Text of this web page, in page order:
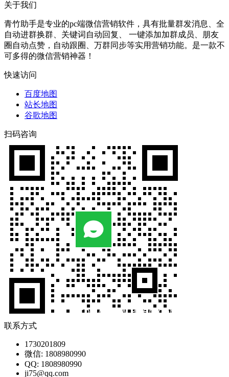
关于我们
青竹助手是专业的pc端微信营销软件，具有批量群发消息、全
自动进群换群、关键词自动回复、 一键添加加群成员、朋友
圈自动点赞，自动跟圈、万群同步等实用营销功能。是一款不
可多得的微信营销神器！
快速访问
百度地图
站长地图
谷歌地图
扫码咨询
联系方式
1730201809
微信: 1808980990
QQ: 1808980990
ji75@qq.com